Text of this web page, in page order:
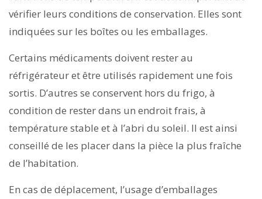
vérifier leurs conditions de conservation. Elles sont
indiquées sur les boîtes ou les emballages.
Certains médicaments doivent rester au
réfrigérateur et être utilisés rapidement une fois
sortis. D’autres se conservent hors du frigo, à
condition de rester dans un endroit frais, à
température stable et à l’abri du soleil. Il est ainsi
conseillé de les placer dans la pièce la plus fraîche
de l’habitation.
En cas de déplacement, l’usage d’emballages